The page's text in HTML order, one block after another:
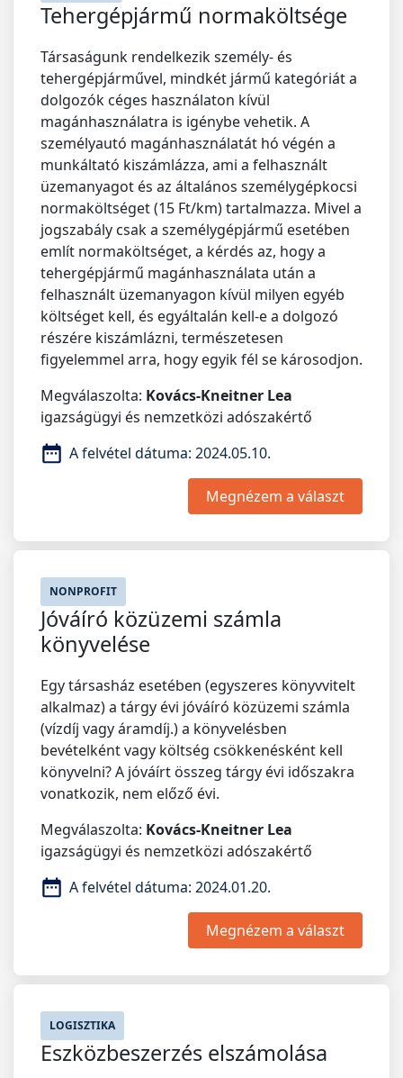
Tehergépjármű normaköltsége
Társaságunk rendelkezik személy- és
tehergépjárművel, mindkét jármű kategóriát a
dolgozók céges használaton kívül
magánhasználatra is igénybe vehetik. A
személyautó magánhasználatát hó végén a
munkáltató kiszámlázza, ami a felhasznált
üzemanyagot és az általános személygépkocsi
normaköltséget (15 Ft/km) tartalmazza. Mivel a
jogszabály csak a személygépjármű esetében
említ normaköltséget, a kérdés az, hogy a
tehergépjármű magánhasználata után a
felhasznált üzemanyagon kívül milyen egyéb
költséget kell, és egyáltalán kell-e a dolgozó
részére kiszámlázni, természetesen
figyelemmel arra, hogy egyik fél se károsodjon.
Megválaszolta: Kovács-Kneitner Lea
igazságügyi és nemzetközi adószakértő
A felvétel dátuma: 2024.05.10.
Megnézem a választ
NONPROFIT
Jóváíró közüzemi számla
könyvelése
Egy társasház esetében (egyszeres könyvvitelt
alkalmaz) a tárgy évi jóváíró közüzemi számla
(vízdíj vagy áramdíj.) a könyvelésben
bevételként vagy költség csökkenésként kell
könyvelni? A jóváírt összeg tárgy évi időszakra
vonatkozik, nem előző évi.
Megválaszolta: Kovács-Kneitner Lea
igazságügyi és nemzetközi adószakértő
A felvétel dátuma: 2024.01.20.
Megnézem a választ
LOGISZTIKA
Eszközbeszerzés elszámolása